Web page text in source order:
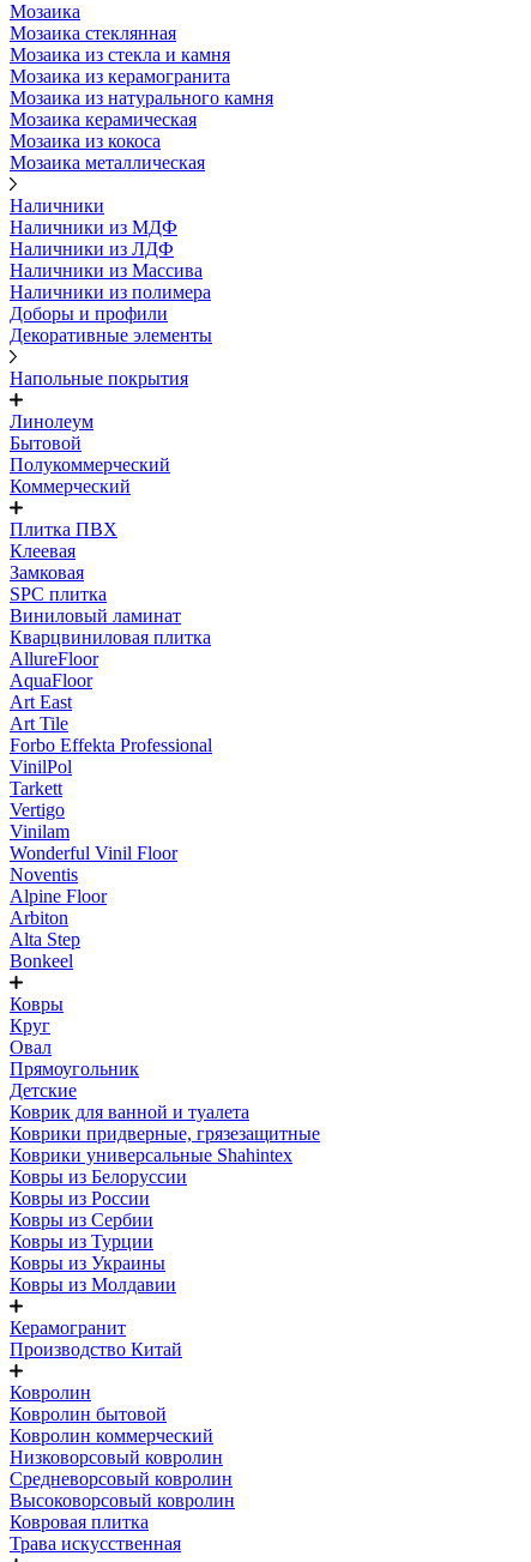
Мозаика
Мозаика стеклянная
Мозаика из стекла и камня
Мозаика из керамогранита
Мозаика из натурального камня
Мозаика керамическая
Мозаика из кокоса
Мозаика металлическая
Наличники
Наличники из МДФ
Наличники из ЛДФ
Наличники из Массива
Наличники из полимера
Доборы и профили
Декоративные элементы
Напольные покрытия
Линолеум
Бытовой
Полукоммерческий
Коммерческий
Плитка ПВХ
Клеевая
Замковая
SPC плитка
Виниловый ламинат
Кварцвиниловая плитка
AllureFloor
AquaFloor
Art East
Art Tile
Forbo Effekta Professional
VinilPol
Tarkett
Vertigo
Vinilam
Wonderful Vinil Floor
Noventis
Alpine Floor
Arbiton
Alta Step
Bonkeel
Ковры
Круг
Овал
Прямоугольник
Детские
Коврик для ванной и туалета
Коврики придверные, грязезащитные
Коврики универсальные Shahintex
Ковры из Белоруссии
Ковры из России
Ковры из Сербии
Ковры из Турции
Ковры из Украины
Ковры из Молдавии
Керамогранит
Производство Китай
Ковролин
Ковролин бытовой
Ковролин коммерческий
Низковорсовый ковролин
Средневорсовый ковролин
Высоковорсовый ковролин
Ковровая плитка
Трава искусственная